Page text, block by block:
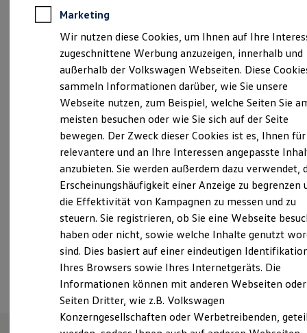
Elektroautos
ID. Tutorials
Elektrofahrzeugkonzepte
Reichweite
Reichweite der ID. Modelle
Reichweite im Winter
Laden
Laden unterwegs
Laden Zuhause
Ladestationen finden
Ladezeitensimulator
Batterie
Sicherheit
Garantie und Lebensdauer
Nachhaltigkeit
Technologie
Kosten und Kauf
Verbrauchskosten
Kaufoptionen
E-Auto-Förderung
Software und Konnektivität
ID. Software Versionen und Updates
Digitale Extras
Schnittstellen zu Ihrem ID.
J.Rapp@autofinkbeiner.de
+49 7442 49090
Montag- Donnerstag
08:30 -12:00
Uhr
13:00-17:00 Uhr
Samstag
Geschlossen
Sonntag
Geschlossen
In den genannten Kernzeiten, sind meist alle
Mitarbeiter in unserem Hause verfügbar....
Mehr anzeigen
Ansprechpartner
Marketing
Wir nutzen diese Cookies, um Ihnen auf Ihre
zugeschnittene Werbung anzuzeigen, innerhalb und
außerhalb der Volkswagen Webseiten. Diese
sammeln Informationen darüber, wie Sie unsere
Webseite nutzen, zum Beispiel, welche Seiten Sie
meisten besuchen oder wie Sie sich auf der Seite
bewegen. Der Zweck dieser Cookies ist es, Ihnen für
relevantere und an Ihre Interessen angepasste
anzubieten. Sie werden außerdem dazu verwendet,
Erscheinungshäufigkeit einer Anzeige zu begrenzen
die Effektivität von Kampagnen zu messen und zu
steuern. Sie registrieren, ob Sie eine Webseite
haben oder nicht, sowie welche Inhalte genutzt
sind. Dies basiert auf einer eindeutigen
Ihres Browsers sowie Ihres Internetgeräts. Die
Informationen können mit anderen Webseiten oder
Seiten Dritter, wie z.B. Volkswagen
Konzerngesellschaften oder Werbetreibenden,